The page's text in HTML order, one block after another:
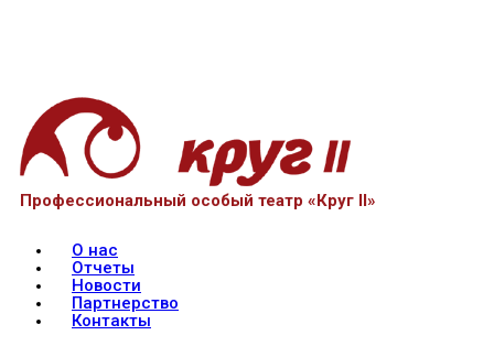
Профессиональный особый театр «Круг II»
О нас
Отчеты
Новости
Партнерство
Контакты